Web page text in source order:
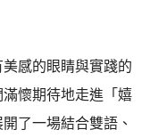
感的眼睛與實踐的
懷期待地走進「嬉
了一場結合雙語、